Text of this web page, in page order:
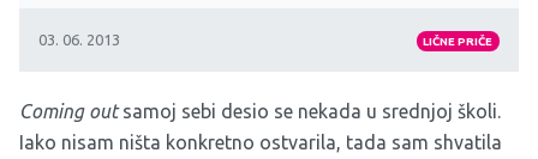
03. 06. 2013 LIČNE PRIČE
Coming outsamoj sebi desio se nekada u srednjoj školi.
Iako nisam ništa konkretno ostvarila, tada sam shvatila